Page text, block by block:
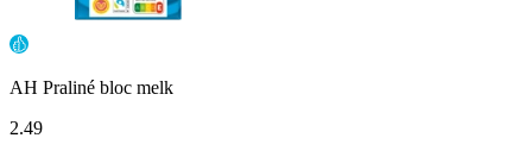
AH Praliné bloc melk
2.49